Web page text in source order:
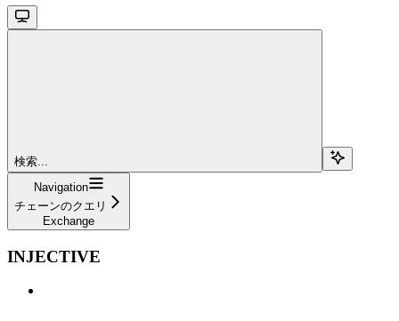
検索...
Navigation
チェーンのクエリ
Exchange
INJECTIVE